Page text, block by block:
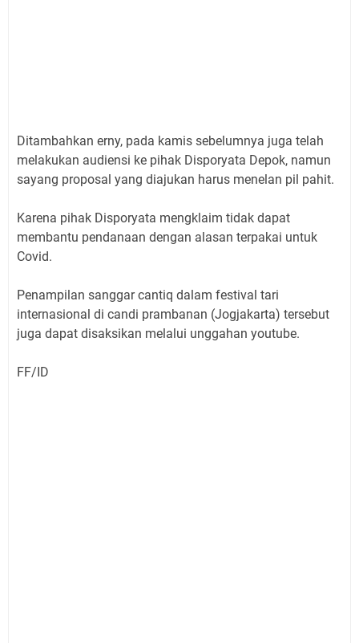
Ditambahkan erny, pada kamis sebelumnya juga telah
melakukan audiensi ke pihak Disporyata Depok, namun
sayang proposal yang diajukan harus menelan pil pahit.
Karena pihak Disporyata mengklaim tidak dapat
membantu pendanaan dengan alasan terpakai untuk
Covid.
Penampilan sanggar cantiq dalam festival tari
internasional di candi prambanan (Jogjakarta) tersebut
juga dapat disaksikan melalui unggahan youtube.
FF/ID